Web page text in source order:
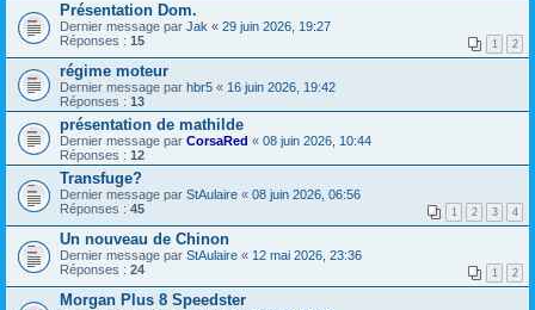
Présentation Dom.
Dernier message par Jak « 29 juin 2026, 19:27
Réponses : 15 1 2
régime moteur
Dernier message par hbr5 « 16 juin 2026, 19:42
Réponses : 13
présentation de mathilde
Dernier message par CorsaRed « 08 juin 2026, 10:44
Réponses : 12
Transfuge?
Dernier message par StAulaire « 08 juin 2026, 06:56
Réponses : 45 1 2 3 4
Un nouveau de Chinon
Dernier message par StAulaire « 12 mai 2026, 23:36
Réponses : 24 1 2
Morgan Plus 8 Speedster